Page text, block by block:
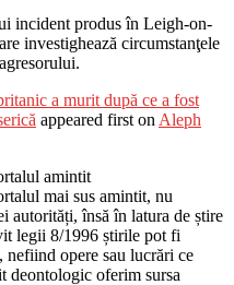
incident produs în Leigh-on-
investighează circumstanţele
a murit după ce a fost
appeared first on Aleph
amintit
mai sus amintit, nu
autorități, însă în latura de știre
legii 8/1996 știrile pot fi
nefiind opere sau lucrări ce
deontologic oferim sursa